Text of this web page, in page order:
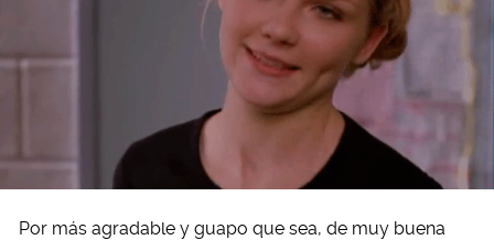
Por más agradable y guapo que sea, de muy buena